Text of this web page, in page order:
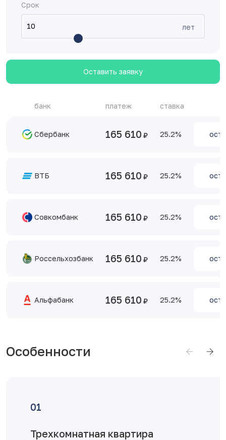
Срок
лет
Оставить заявку
банк платеж ставка
Сбербанк 165 610 25.2
ВТБ 165 610 25.2
Совкомбанк 165 610 25.2
Россельхозбанк 165 610 25.2
Альфабанк 165 610 25.2
Особенности
Достоинства